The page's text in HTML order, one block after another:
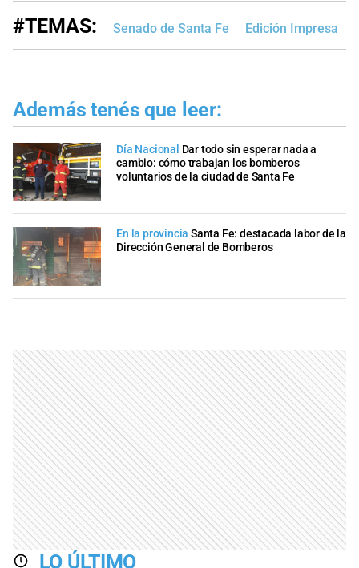
#TEMAS: Senado de Santa Fe Edición Impresa
Además tenés que leer:
Día Nacional Dar todo sin esperar nada a
cambio: cómo trabajan los bomberos
voluntarios de la ciudad de Santa Fe
En la provincia Santa Fe: destacada labor de la
Dirección General de Bomberos
LO ÚLTIMO